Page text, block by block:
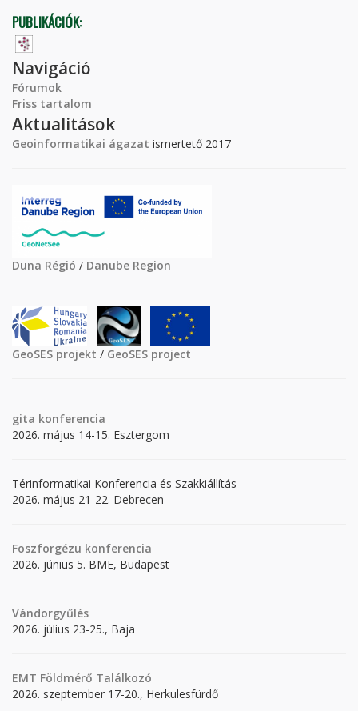
PUBLIKÁCIÓK:
Navigáció
Fórumok
Friss tartalom
Aktualitások
Geoinformatikai ágazat ismertető 2017
Duna Régió / Danube Region
GeoSES projekt / GeoSES project
gita konferencia
2026. május 14-15. Esztergom
Térinformatikai Konferencia és Szakkiállítás
2026. május 21-22. Debrecen
Foszforgézu konferencia
2026. június 5. BME, Budapest
Vándorgyűlés
2026. július 23-25., Baja
EMT Földmérő Találkozó
2026. szeptember 17-20., Herkulesfürdő